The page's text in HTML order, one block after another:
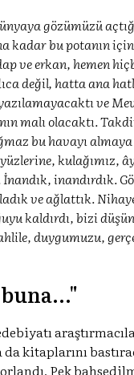
gözümüzü
kadar bu potanın
ve erkan, hemen
değil, hatta ana
ve
malı olacaktı.
bu havayı
kulağımız,
inandırdık.
ve ağlattık.
kaldırdı, bizi
duygumuzu,
kitaplarını
Pek